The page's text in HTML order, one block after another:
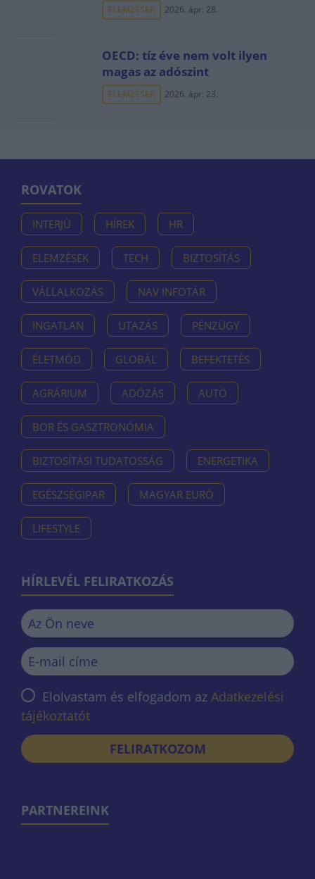
ELEMZÉSEK 2026. ápr. 28.
OECD: tíz éve nem volt ilyen
magas az adószint
ELEMZÉSEK 2026. ápr. 23.
ROVATOK
INTERJÚ HÍREK HR
ELEMZÉSEK TECH BIZTOSÍTÁS
VÁLLALKOZÁS NAV INFOTÁR
INGATLAN UTAZÁS PÉNZÜGY
ÉLETMÓD GLOBÁL BEFEKTETÉS
AGRÁRIUM ADÓZÁS AUTÓ
BOR ÉS GASZTRONÓMIA
BIZTOSÍTÁSI TUDATOSSÁG ENERGETIKA
EGÉSZSÉGIPAR MAGYAR EURÓ
LIFESTYLE
HÍRLEVÉL FELIRATKOZÁS
Elolvastam és elfogadom az Adatkezelési
tájékoztatót
FELIRATKOZOM
PARTNEREINK